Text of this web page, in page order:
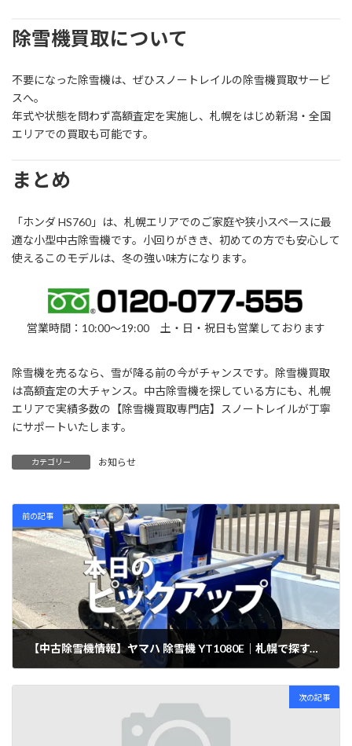
除雪機買取について
不要になった除雪機は、ぜひスノートレイルの除雪機買取サービ
スへ。
年式や状態を問わず高額査定を実施し、札幌をはじめ新潟・全国
エリアでの買取も可能です。
まとめ
「ホンダ HS760」は、札幌エリアでのご家庭や狭小スペースに最
適な小型中古除雪機です。小回りがきき、初めての方でも安心して
使えるこのモデルは、冬の強い味方になります。
営業時間：10:00～19:00 土・日・祝日も営業しております
除雪機を売るなら、雪が降る前の今がチャンスです。除雪機買取
は高額査定の大チャンス。中古除雪機を探している方にも、札幌
エリアで実績多数の【除雪機買取専門店】スノートレイルが丁寧
にサポートいたします。
カテゴリー お知らせ
前の記事
【中古除雪機情報】ヤマハ 除雪機 YT1080E｜札幌で探すべき10馬力モデルの魅力
次の記事